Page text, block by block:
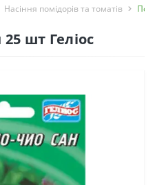
Насіння помідорів та томатів
шт Геліос